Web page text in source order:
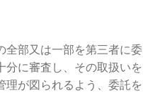
全部又は一部を第三者に委
分に審査し、その取扱いを
理が図られるよう、委託を